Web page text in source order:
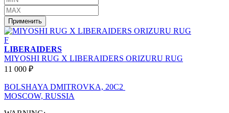
Применить
F
LIBERAIDERS
MIYOSHI RUG X LIBERAIDERS ORIZURU RUG
11 000 ₽
BOLSHAYA DMITROVKA, 20C2
MOSCOW, RUSSIA